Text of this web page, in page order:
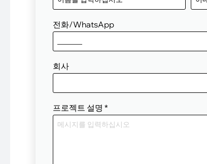
전화/WhatsApp
회사
프로젝트 설명 *